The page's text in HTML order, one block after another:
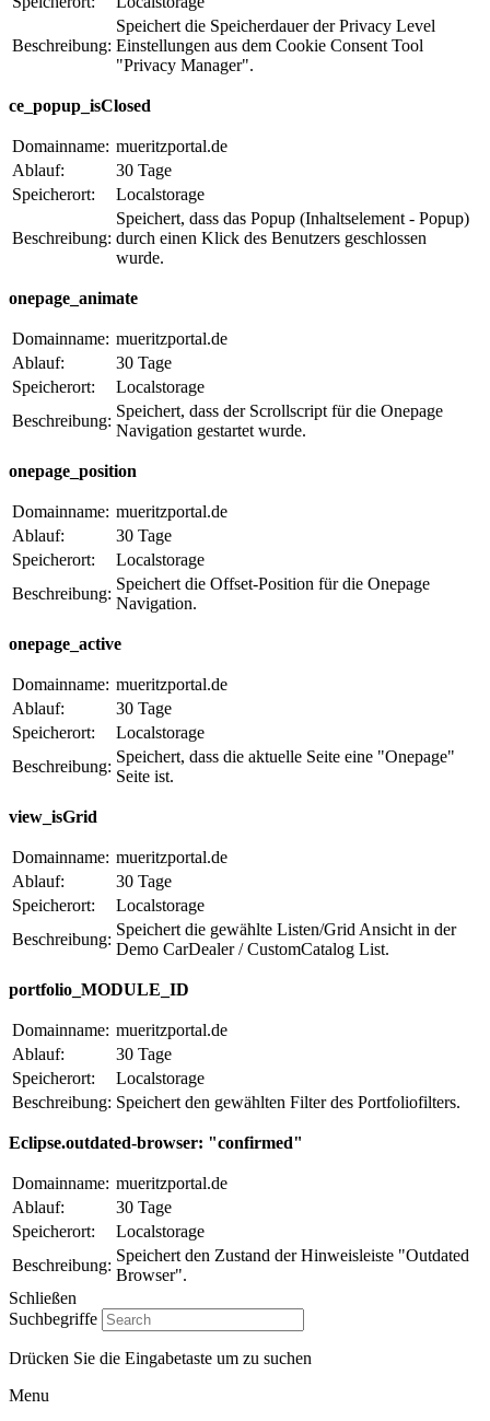
Beschreibung:
Speichert die Speicherdauer der Privacy Level
Einstellungen aus dem Cookie Consent Tool
"Privacy Manager".
ce_popup_isClosed
Domainname: mueritzportal.de
Ablauf:
30 Tage
Speicherort:
Localstorage
Beschreibung:
Speichert, dass das Popup (Inhaltselement - Popup)
durch einen Klick des Benutzers geschlossen
wurde.
onepage_animate
Domainname: mueritzportal.de
Ablauf:
30 Tage
Speicherort:
Localstorage
Beschreibung:
Speichert, dass der Scrollscript für die Onepage
Navigation gestartet wurde.
onepage_position
Domainname: mueritzportal.de
Ablauf:
30 Tage
Speicherort:
Localstorage
Beschreibung:
Speichert die Offset-Position für die Onepage
Navigation.
onepage_active
Domainname: mueritzportal.de
Ablauf:
30 Tage
Speicherort:
Localstorage
Beschreibung:
Speichert, dass die aktuelle Seite eine "Onepage"
Seite ist.
view_isGrid
Domainname: mueritzportal.de
Ablauf:
30 Tage
Speicherort:
Localstorage
Beschreibung:
Speichert die gewählte Listen/Grid Ansicht in der
Demo CarDealer / CustomCatalog List.
portfolio_MODULE_ID
Domainname: mueritzportal.de
Ablauf:
30 Tage
Speicherort:
Localstorage
Beschreibung: Speichert den gewählten Filter des Portfoliofilters.
Eclipse.outdated-browser: "confirmed"
Domainname: mueritzportal.de
Ablauf:
30 Tage
Speicherort:
Localstorage
Beschreibung:
Speichert den Zustand der Hinweisleiste "Outdated
Browser".
Schließen
Suchbegriffe
Drücken Sie die Eingabetaste um zu suchen
Menu